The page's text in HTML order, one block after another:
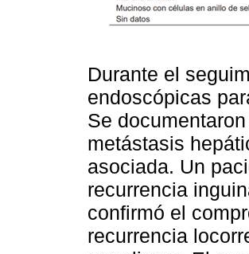
Durante el
endoscópicas
Se
metástasis
asociada. Un
recurrencia
confirmó el
recurrencia